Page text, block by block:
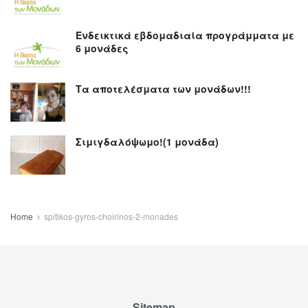
Ενδεικτικά εβδομαδιαία προγράμματα με
6 μονάδες
Τα αποτελέσματα των μονάδων!!!
Σιμιγδαλόψωμο!(1 μονάδα)
Home spitikos-gyros-choirinos-2-monades